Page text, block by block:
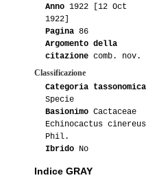
01-2015
01-2014 Tommaso76
04-2014 Tommaso76
09-2013 Dario
09-2012
04-2012 Lakota
Anno 1922 [12 Oct
1922]
Pagina 86
Argomento della
citazione comb. nov.
Classificazione
Categoria tassonomica
Specie
Basionimo Cactaceae
Echinocactus cinereus
Phil.
Ibrido No
Indice GRAY